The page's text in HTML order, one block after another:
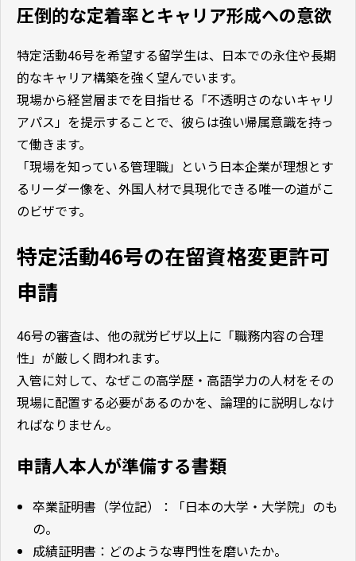
圧倒的な定着率とキャリア形成への意欲
特定活動46号を希望する留学生は、日本での永住や長期
的なキャリア構築を強く望んでいます。
現場から経営層までを目指せる「不透明さのないキャリ
アパス」を提示することで、彼らは強い帰属意識を持っ
て働きます。
「現場を知っている管理職」という日本企業が理想とす
るリーダー像を、外国人材で具現化できる唯一の道がこ
のビザです。
特定活動46号の在留資格変更許可
申請
46号の審査は、他の就労ビザ以上に「職務内容の合理
性」が厳しく問われます。
入管に対して、なぜこの高学歴・高語学力の人材をその
現場に配置する必要があるのかを、論理的に説明しなけ
ればなりません。
申請人本人が準備する書類
卒業証明書（学位記）：「日本の大学・大学院」のも
の。
成績証明書：どのような専門性を磨いたか。